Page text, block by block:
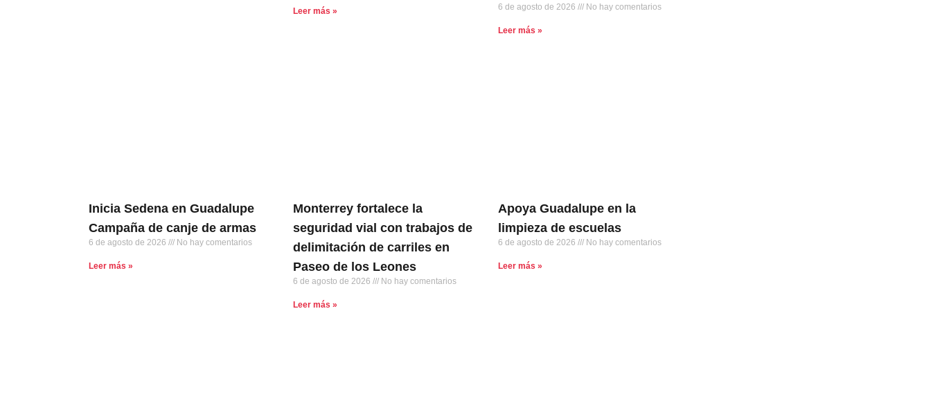
Leer más » 6 de agosto de 2026 No hay comentarios
Leer más »
Inicia Sedena en Guadalupe
Campaña de canje de armas
6 de agosto de 2026 No hay comentarios
Leer más »
Monterrey fortalece la
seguridad vial con trabajos de
delimitación de carriles en
Paseo de los Leones
6 de agosto de 2026 No hay comentarios
Leer más »
Apoya Guadalupe en la
limpieza de escuelas
6 de agosto de 2026 No hay comentarios
Leer más »